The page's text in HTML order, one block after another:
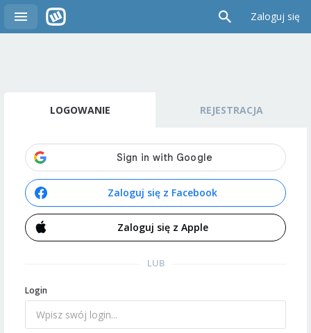
Zaloguj się
LOGOWANIE REJESTRACJA
Zaloguj się z Facebook
Zaloguj się z Apple
LUB
Login